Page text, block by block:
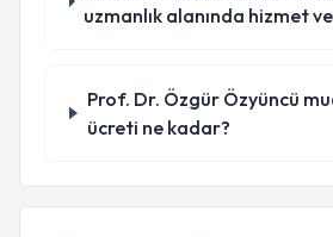
uzmanlık alanında hizmet
Prof. Dr. Özgür Özyüncü
ücreti ne kadar?